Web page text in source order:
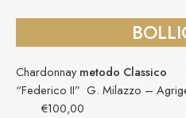
Chardonnaymetodo Classico
“Federico II” G.
€100,00